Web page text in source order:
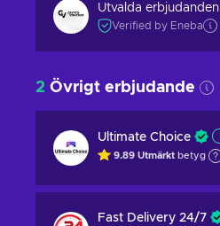
Utvalda erbjudanden
Verified by Eneba
2 Övrigt erbjudande
Ultimate Choice
9.89 Utmärkt betyg
Fast Delivery 24/7